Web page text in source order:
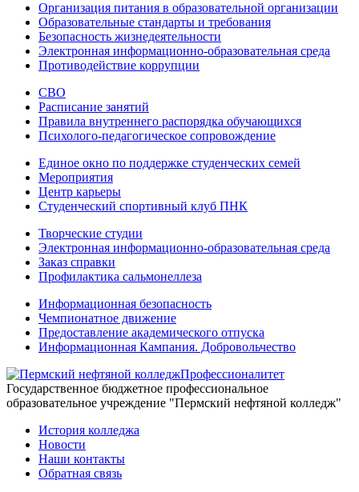
Организация питания в образовательной организации
Образовательные стандарты и требования
Безопасность жизнедеятельности
Электронная информационно-образовательная среда
Противодействие коррупции
СВО
Расписание занятий
Правила внутреннего распорядка обучающихся
Психолого-педагогическое сопровождение
Единое окно по поддержке студенческих семей
Мероприятия
Центр карьеры
Студенческий спортивный клуб ПНК
Творческие студии
Электронная информационно-образовательная среда
Заказ справки
Профилактика сальмонеллеза
Информационная безопасность
Чемпионатное движение
Предоставление академического отпуска
Информационная Кампания. Добровольчество
Профессионалитет
Государственное бюджетное профессиональное
образовательное учреждение "Пермский нефтяной колледж"
История колледжа
Новости
Наши контакты
Обратная связь